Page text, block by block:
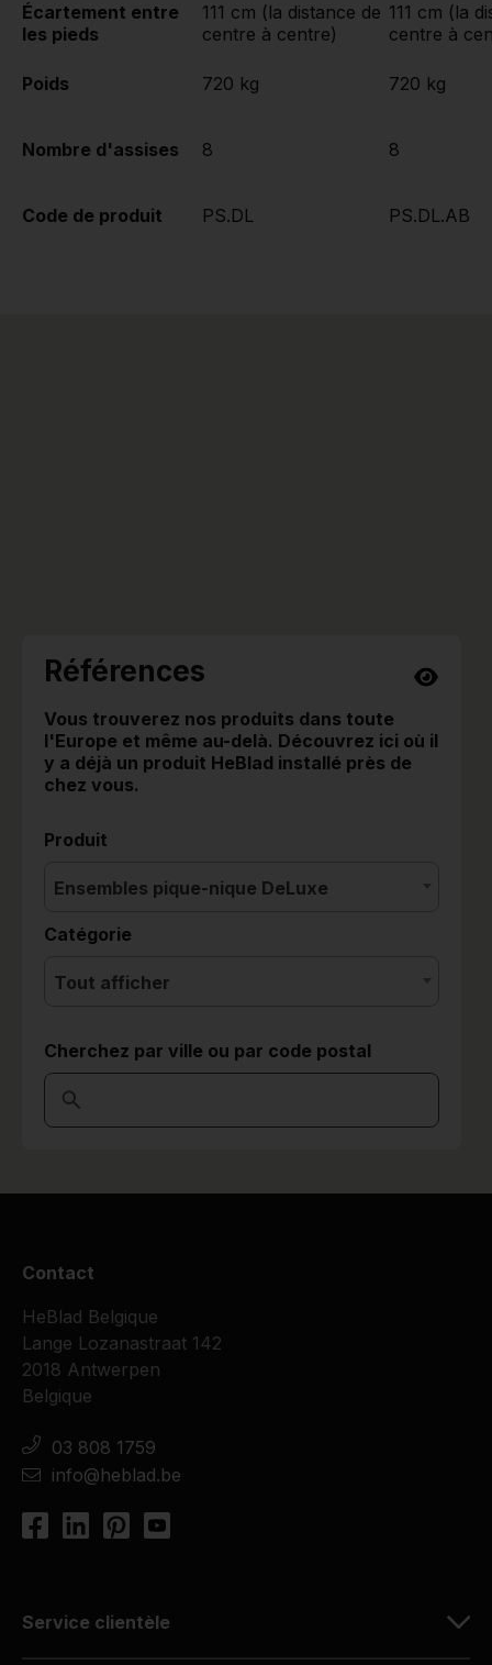
Écartement entre
les pieds
Poids
Nombre d'assises
Code de produit
111 cm (la distance de
centre à centre)
720 kg
8
PS.DL
111 cm (la
centre à
720 kg
8
PS.DL.AB
Références
Vous trouverez nos produits dans toute
l'Europe et même au-delà. Découvrez ici où il
y a déjà un produit HeBlad installé près de
chez vous.
Produit
Ensembles pique-nique DeLuxe
Catégorie
Tout afficher
Cherchez par ville ou par code postal
Contact
HeBlad Belgique
Lange Lozanastraat 142
2018 Antwerpen
Belgique
03 808 1759
info@heblad.be
Service clientèle